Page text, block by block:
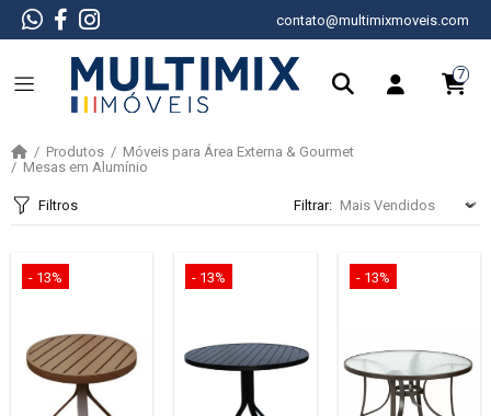
contato@multimixmoveis.com
7
Produtos
Móveis para Área Externa & Gourmet
Mesas em Alumínio
Filtros Filtrar:
- 13% - 13% - 13%